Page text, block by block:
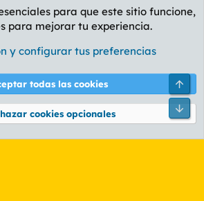
AMARILLO
y reglas Política de privacidad Ayuda
® © 2010-2026 XenForo Ltd.
para que este sitio funcione,
para mejorar tu experiencia.
y configurar tus preferencias
todas las cookies
cookies opcionales
Pie